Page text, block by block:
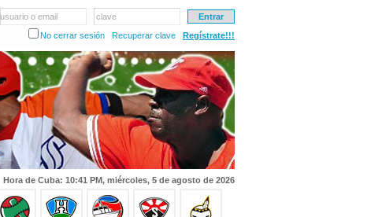
usuario o email
clave
No cerrar sesión
Recuperar clave Regístrate!!!
Hora de Cuba: 10:41 PM, miércoles, 5 de agosto de 2026